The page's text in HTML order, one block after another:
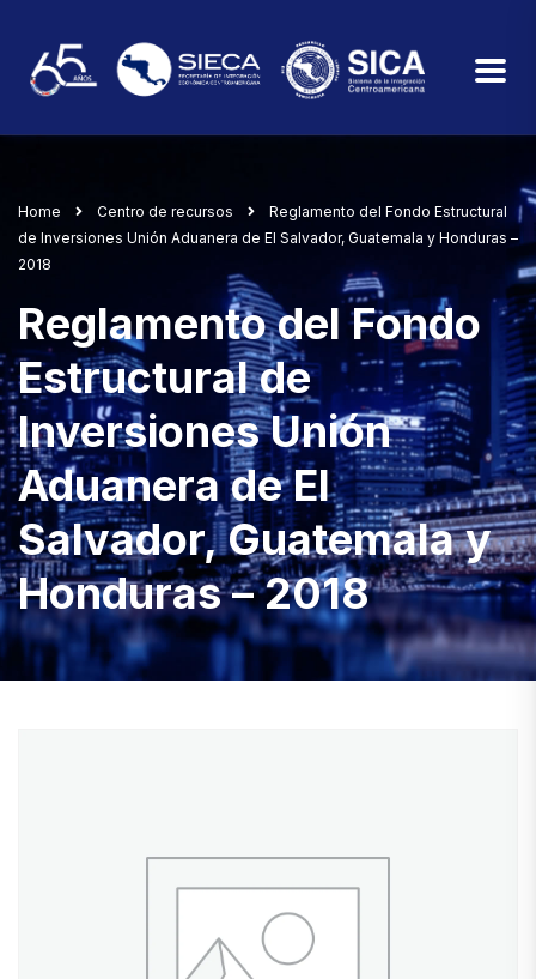
Home Centro de recursos
Reglamento del Fondo Estructural
de Inversiones Unión Aduanera de El Salvador, Guatemala y Honduras –
2018
Reglamento del Fondo
Estructural de
Inversiones Unión
Aduanera de El
Salvador, Guatemala y
Honduras – 2018